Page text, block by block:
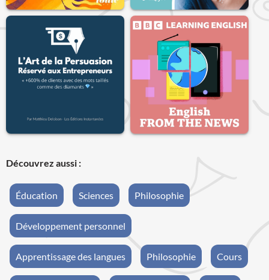
Découvrez aussi :
Éducation Sciences Philosophie
Développement personnel
Apprentissage des langues Philosophie Cours